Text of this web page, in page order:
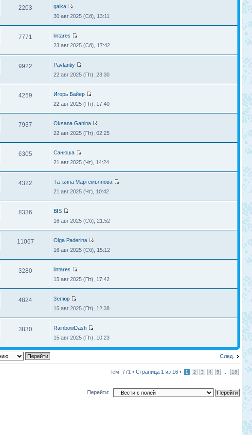
2203
galka
30 авг 2025 (Сб), 13:11
7771
lintares
23 авг 2025 (Сб), 17:42
9922
Pavlantiy
22 авг 2025 (Пт), 23:30
4259
Игорь Байер
22 авг 2025 (Пт), 17:40
7937
Oksana Ganina
22 авг 2025 (Пт), 02:25
6305
Санюша
21 авг 2025 (Чт), 14:24
4322
Татьяна Мартемьянова
21 авг 2025 (Чт), 10:42
8336
BIS
16 авг 2025 (Сб), 21:52
11067
Olga Paderina
16 авг 2025 (Сб), 15:12
3280
lintares
15 авг 2025 (Пт), 17:42
4824
Зепюр
15 авг 2025 (Пт), 12:38
3830
RainbowDash
15 авг 2025 (Пт), 10:23
След.
Тем: 771 • Страница 1 из 16 • 1 2 3 4 5 16
Перейти: